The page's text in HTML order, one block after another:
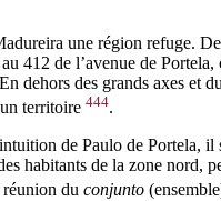
une région refuge.
412 de l’avenue de
dehors des grands axes et du
territoire 444.
de Paulo de Portela,
habitants de la zone nord,
du conjunto